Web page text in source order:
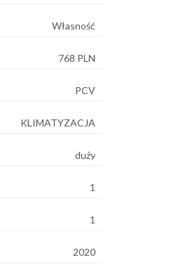
Własność
768 PLN
PCV
KLIMATYZACJA
duży
1
1
2020